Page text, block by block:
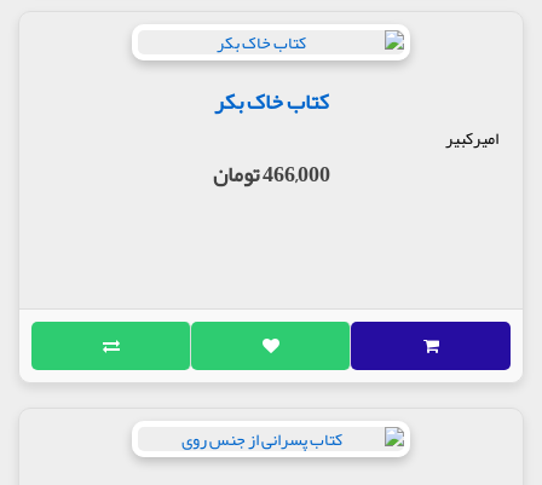
کتاب خاک بکر
امیرکبیر
466,000 تومان